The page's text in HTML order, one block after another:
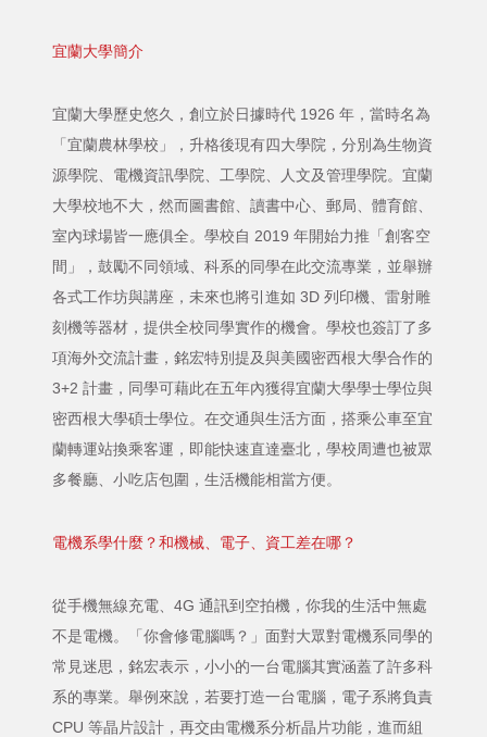
宜蘭大學簡介
宜蘭大學歷史悠久，創立於日據時代 1926 年，當時名為
「宜蘭農林學校」，升格後現有四大學院，分別為生物資
源學院、電機資訊學院、工學院、人文及管理學院。宜蘭
大學校地不大，然而圖書館、讀書中心、郵局、體育館、
室內球場皆一應俱全。學校自 2019 年開始力推「創客空
間」，鼓勵不同領域、科系的同學在此交流專業，並舉辦
各式工作坊與講座，未來也將引進如 3D 列印機、雷射雕
刻機等器材，提供全校同學實作的機會。學校也簽訂了多
項海外交流計畫，銘宏特別提及與美國密西根大學合作的
3+2 計畫，同學可藉此在五年內獲得宜蘭大學學士學位與
密西根大學碩士學位。在交通與生活方面，搭乘公車至宜
蘭轉運站換乘客運，即能快速直達臺北，學校周遭也被眾
多餐廳、小吃店包圍，生活機能相當方便。
電機系學什麼？和機械、電子、資工差在哪？
從手機無線充電、4G 通訊到空拍機，你我的生活中無處
不是電機。「你會修電腦嗎？」面對大眾對電機系同學的
常見迷思，銘宏表示，小小的一台電腦其實涵蓋了許多科
系的專業。舉例來說，若要打造一台電腦，電子系將負責
CPU 等晶片設計，再交由電機系分析晶片功能，進而組